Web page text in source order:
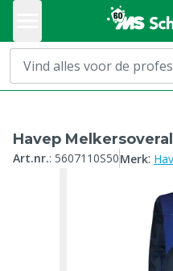
Havep
Art.nr.: 5607110S50Merk: